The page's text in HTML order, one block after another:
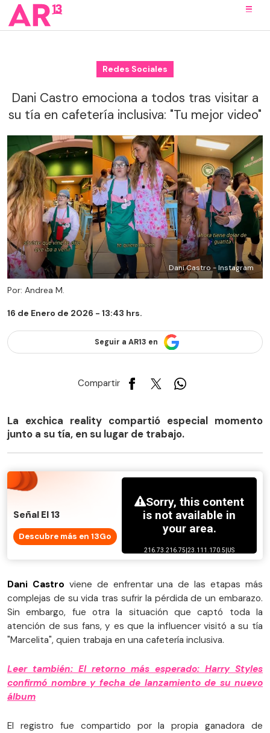
Redes Sociales
Dani Castro emociona a todos tras visitar a
su tía en cafetería inclusiva: "Tu mejor video"
Dani Castro - Instagram
Por: Andrea M.
16 de Enero de 2026 - 13:43 hrs.
Seguir a AR13 en
Compartir
La exchica reality compartió especial momento
junto a su tía, en su lugar de trabajo.
Señal El 13
Descubre más en 13Go
Dani Castro viene de enfrentar una de las etapas más
complejas de su vida tras sufrir la pérdida de un embarazo.
Sin embargo, fue otra la situación que captó toda la
atención de sus fans, y es que la influencer visitó a su tía
"Marcelita", quien trabaja en una cafetería inclusiva.
Leer también: El retorno más esperado: Harry Styles
confirmó nombre y fecha de lanzamiento de su nuevo
álbum
El registro fue compartido por la propia ganadora de